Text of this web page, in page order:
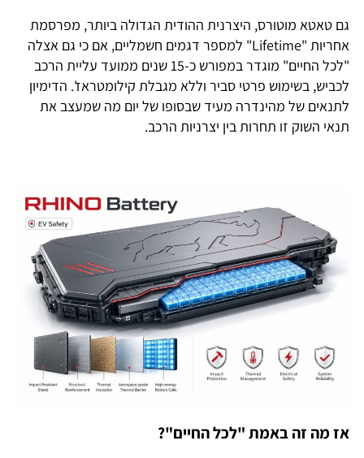
גם טאטא מוטורס, היצרנית ההודית הגדולה ביותר, מפרסמת
אחריות "Lifetime" למספר דגמים חשמליים, אם כי גם אצלה
"לכל החיים" מוגדר במפורש כ-15 שנים ממועד עליית הרכב
לכביש, בשימוש פרטי סביר וללא מגבלת קילומטראז'. הדימיון
לתנאים של מהינדרה מעיד שבסופו של יום מה שמעצב את
תנאי השוק זו תחרות בין יצרניות הרכב.
אז מה זה באמת "לכל החיים"?